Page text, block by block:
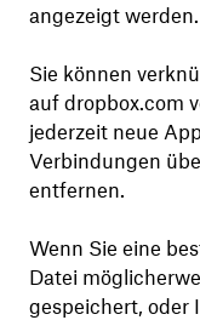
angezeigt werden.
Sie können
auf dropbox.com
jederzeit neue
Verbindungen
entfernen.
Wenn Sie eine
Datei
gespeichert, oder